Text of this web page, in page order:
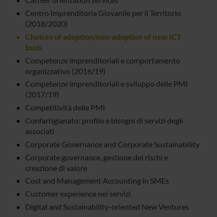
Centro Imprenditoria Giovanile per il Territorio
(2018/2020)
Choices of adoption/non-adoption of new ICT
tools
Competenze imprenditoriali e comportamento
organizzativo (2016/19)
Competenze imprenditoriali e sviluppo delle PMI
(2017/19)
Competitività delle PMI
Confartigianato: profilo e bisogni di servizi degli
associati
Corporate Governance and Corporate Sustainability
Corporate governance, gestione dei rischi e
creazione di valore
Cost and Management Accounting in SMEs
Customer experience nei servizi
Digital and Sustainability-oriented New Ventures